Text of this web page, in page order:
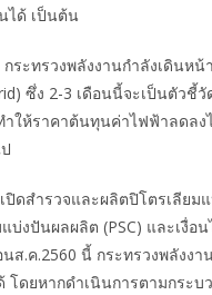
ได้ เป็นต้น
ระทรวงพลังงานกำลังเดินห
ซึ่ง 2-3 เดือนนี้จะเป็นตัว
ำให้ราคาต้นทุนค่าไฟฟ้าลดล
ปิดสำรวจและผลิตปิโตรเลีย
บ่งปันผลผลิต (PSC) และเงื่
ส.ค.2560 นี้ กระทรวงพลังงา
โดยหากดำเนินการตามกระ